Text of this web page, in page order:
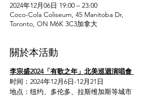
2024年12月06日 19:00 – 23:00
Coco-Cola Coliseum, 45 Manitoba Dr,
Toronto, ON M6K 3C3加拿大
關於本活動
李宗盛2024「有歌之年」北美巡迴演唱會
时间：2024年12月6日-12月21日
地点：纽约、多伦多、拉斯维加斯等城市